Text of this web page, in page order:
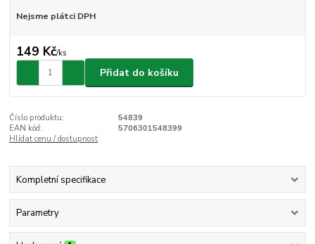
Nejsme plátci DPH
149 Kč/ks
Přidat do košíku
Číslo produktu:
54839
EAN kód:
5706301548399
Hlídat cenu / dostupnost
Kompletní specifikace
Parametry